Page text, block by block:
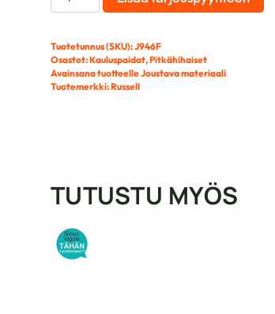
3/4-
STRETCH
KAULUSPAITA
määrä
Tuotetunnus (SKU):J946F
Osastot:Kauluspaidat,Pitkähihaiset
Avainsana tuotteelleJoustava materiaali
Tuotemerkki:Russell
TUTUSTU MYÖS